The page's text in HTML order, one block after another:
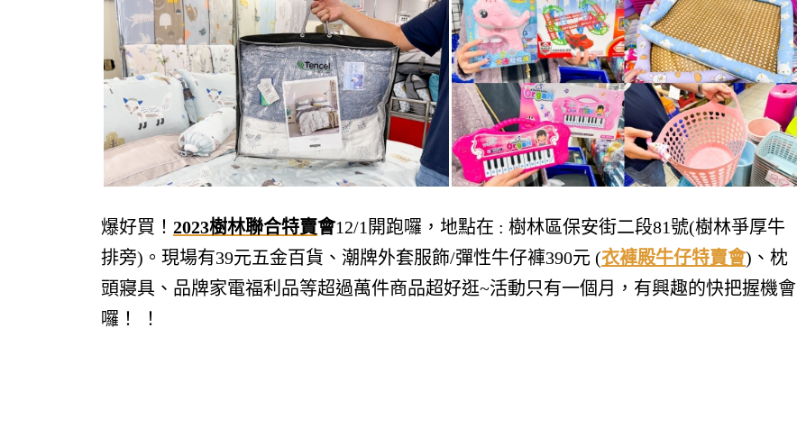
爆好買！ 2023樹林聯合特賣會12/1開跑囉，地點在 : 樹林區保安街二段81號(樹林爭厚牛
排旁) 。現場有39元五金百貨、潮牌外套服飾/彈性牛仔褲390元 (衣褲殿牛仔特賣會) 、枕
頭寢具 、 品牌家電福利品等超過萬件商品超好逛~活動只有一個月，有興趣的快把握機會
囉 ！ ！